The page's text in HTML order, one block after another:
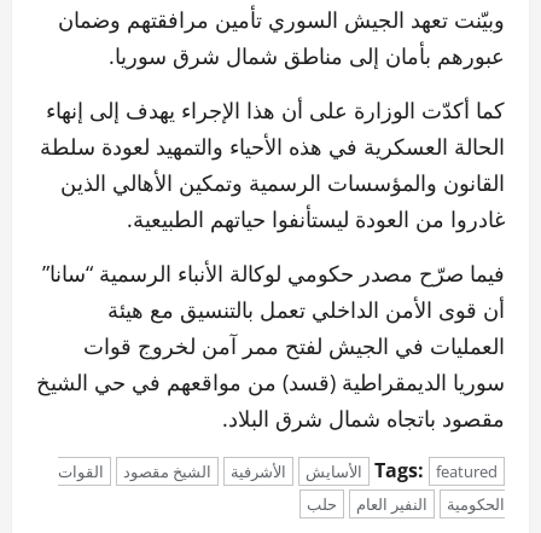
وبيّنت تعهد الجيش السوري تأمين مرافقتهم وضمان
عبورهم بأمان إلى مناطق شمال شرق سوريا.
كما أكدّت الوزارة على أن هذا الإجراء يهدف إلى إنهاء
الحالة العسكرية في هذه الأحياء والتمهيد لعودة سلطة
القانون والمؤسسات الرسمية وتمكين الأهالي الذين
غادروا من العودة ليستأنفوا حياتهم الطبيعية.
فيما صرّح مصدر حكومي لوكالة الأنباء الرسمية “سانا”
أن قوى الأمن الداخلي تعمل بالتنسيق مع هيئة
العمليات في الجيش لفتح ممر آمن لخروج قوات
سوريا الديمقراطية (قسد) من مواقعهم في حي الشيخ
مقصود باتجاه شمال شرق البلاد.
Tags: featured الأسايش الأشرفية الشيخ مقصود
القوات
الحكومية
النفير العام حلب